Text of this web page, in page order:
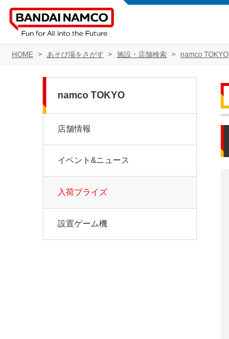
HOME あそび場をさがす 施設・店舗検索 namco TOKYO
namco TOKYO
店舗情報
イベント&ニュース
入荷プライズ
設置ゲーム機